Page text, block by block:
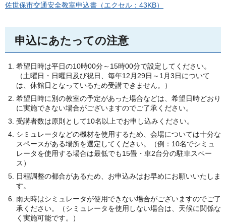
佐世保市交通安全教室申込書（エクセル：43KB）
申込にあたっての注意
希望日時は平日の10時00分～15時00分で設定してください。
（土曜日・日曜日及び祝日、毎年12月29日～1月3日について
は、休館日となっているため受講できません。）
希望日時に別の教室の予定があった場合などは、希望日時どおり
に実施できない場合がございますのでご了承ください。
受講者数は原則として10名以上でお申し込みください。
シミュレータなどの機材を使用するため、会場については十分な
スペースがある場所を選定してください。（例：10名でシミュ
レータを使用する場合は最低でも15畳・車2台分の駐車スペー
ス）
日程調整の都合があるため、お申込みはお早めにお願いいたしま
す。
雨天時はシミュレータが使用できない場合がございますのでご了
承ください。（シミュレータを使用しない場合は、天候に関係な
く実施可能です。）